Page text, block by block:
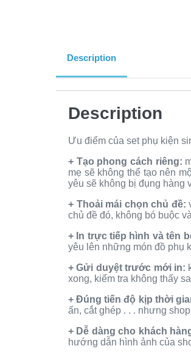
Description
Description
Ưu điểm của set phụ kiện
+ Tạo phong cách riêng:
mẹ sẽ không thể tạo nên
yêu sẽ không bị đụng hàng
+ Thoải mái chọn chủ đề:
chủ đề đó, không bó buộc
+ In trực tiếp hình và tên
yêu lên những món đồ phụ
+ Gửi duyệt trước mới in:
xong, kiểm tra không thấy
+ Đúng tiến độ kịp thời
ấn, cắt ghép . . . nhưng
+ Dễ dàng cho khách
hướng dẫn hình ảnh của